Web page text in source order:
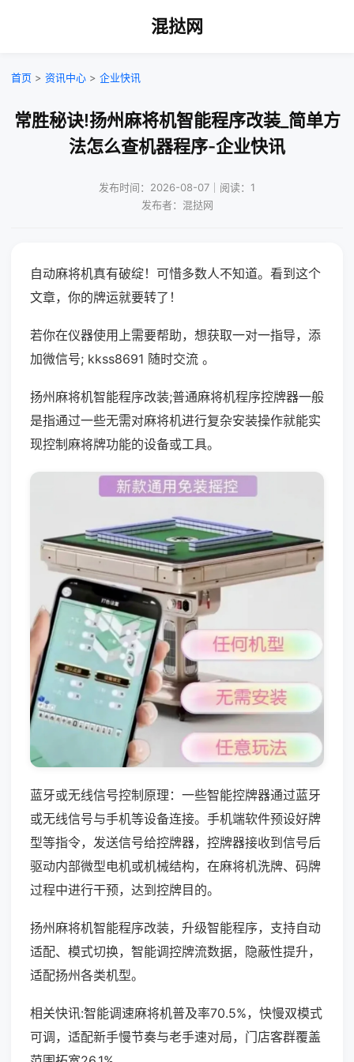
混挞网
首页 > 资讯中心 > 企业快讯
常胜秘诀!扬州麻将机智能程序改装_简单方
法怎么查机器程序-企业快讯
发布时间：2026-08-07｜阅读：1
发布者：混挞网
自动麻将机真有破绽！可惜多数人不知道。看到这个
文章，你的牌运就要转了！
若你在仪器使用上需要帮助，想获取一对一指导，添
加微信号; kkss8691 随时交流 。
扬州麻将机智能程序改装;普通麻将机程序控牌器一般
是指通过一些无需对麻将机进行复杂安装操作就能实
现控制麻将牌功能的设备或工具。
蓝牙或无线信号控制原理：一些智能控牌器通过蓝牙
或无线信号与手机等设备连接。手机端软件预设好牌
型等指令，发送信号给控牌器，控牌器接收到信号后
驱动内部微型电机或机械结构，在麻将机洗牌、码牌
过程中进行干预，达到控牌目的。
扬州麻将机智能程序改装，升级智能程序，支持自动
适配、模式切换，智能调控牌流数据，隐蔽性提升，
适配扬州各类机型。
相关快讯:智能调速麻将机普及率70.5%，快慢双模式
可调，适配新手慢节奏与老手速对局，门店客群覆盖